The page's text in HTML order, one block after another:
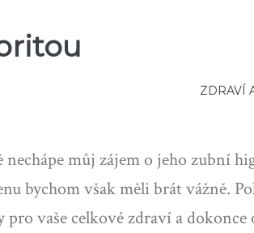
ZDRAVÍ
můj zájem o jeho zubní
bychom však měli brát vážně.
vaše celkové zdraví a